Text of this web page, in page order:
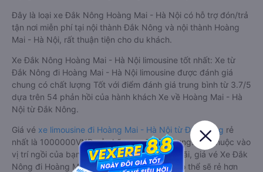
Đây là loại xe Đắk Nông Hoàng Mai - Hà Nội có hỗ trợ đón/trả
tận nơi miễn phí tại nội thành Đắk Nông và nội thành Hoàng
Mai - Hà Nội, rất thuận tiện cho du khách.
Xe Đắk Nông Hoàng Mai - Hà Nội limousine tốt nhất: Xe từ
Đắk Nông đi Hoàng Mai - Hà Nội limousine được đánh giá
chung có chất lượng Tốt với điểm đánh giá trung bình từ 3.7/5
dựa trên 54 phản hồi của hành khách Xe về Hoàng Mai - Hà
Nội từ Đắk Nông.
Giá vé xe limousine đi Hoàng Mai - Hà Nội từ Đắk Nông rẻ
nhất là 1000000VND của hãng xe Thiên Trung. Tùy thuộc vào
vị trí ngồi của bạn và chương trình khuyến mãi, giá vé Xe Đắk
Nông đi Hoàng Mai - Hà Nội limousine này có thể sẽ rẻ hơn